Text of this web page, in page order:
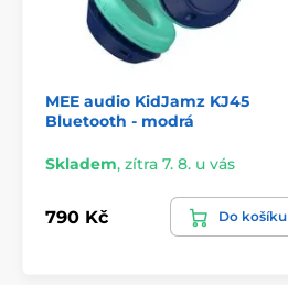
MEE audio KidJamz KJ45
Bluetooth - modrá
Skladem, zítra 7. 8. u vás
790 Kč Do košíku